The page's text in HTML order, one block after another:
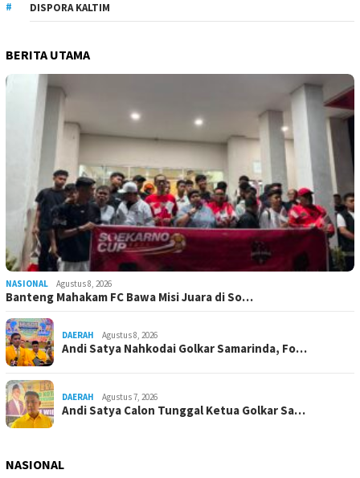
DISPORA KALTIM
BERITA UTAMA
NASIONAL Agustus 8, 2026
Banteng Mahakam FC Bawa Misi Juara di So…
DAERAH Agustus 8, 2026
Andi Satya Nahkodai Golkar Samarinda, Fo…
DAERAH Agustus 7, 2026
Andi Satya Calon Tunggal Ketua Golkar Sa…
NASIONAL